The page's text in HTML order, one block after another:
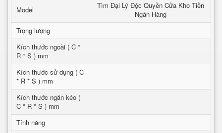
Model
Tìm Đại Lý Độc Quyền Cửa Kho Tiền
Ngân Hàng
Trọng lượng
Kích thước ngoài ( C *
R * S ) mm
Kích thước sử dụng ( C
* R * S ) mm
Kích thước ngăn kéo (
C * R * S ) mm
Tính năng